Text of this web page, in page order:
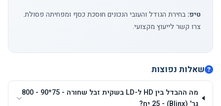
טיפ: בחירת הגודל והעובי הנכונים חוסכת כסף ומפחיתה פסולת.
צרו קשרלייעוץ מקצועי.
שאלות נפוצות
מה ההבדל בין HD ל-LD בשקית זבל שחורה - 75*90 - 800
גר' (Blinx) - 25 יח?